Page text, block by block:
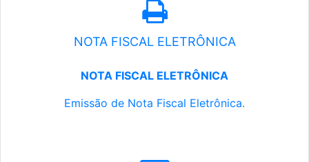
NOTA FISCAL ELETRÔNICA
NOTA FISCAL ELETRÔNICA
Emissão de Nota Fiscal Eletrônica.